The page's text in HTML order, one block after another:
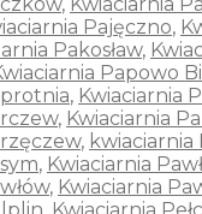
Pajęczno,
Pakosław,
Papowo
, Kwiaciarnia
, Kwiaciarnia
, kwiaciarnia
, Kwiaciarnia
, Kwiaciarnia